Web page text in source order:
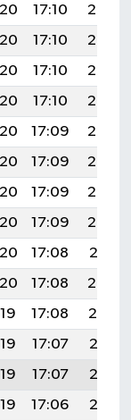
17:10
20:29
17:10
20:28
17:10
20:27
17:10
20:26
17:09
20:25
17:09
20:24
17:09
20:23
17:09
20:22
17:08
20:21
17:08
20:20
17:08
20:19
17:07
20:18
17:07
20:17
17:06
20:16